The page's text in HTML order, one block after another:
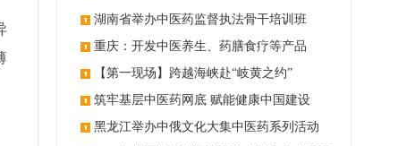
湖南省举办中医药监督执法骨干培训班
重庆：开发中医养生、药膳食疗等产品
【第一现场】跨越海峡赴“岐黄之约”
筑牢基层中医药网底 赋能健康中国建设
黑龙江举办中俄文化大集中医药系列活动